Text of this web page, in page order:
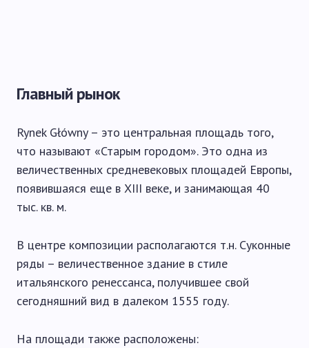
Главный рынок
Rynek Główny – это центральная площадь того,
что называют «Старым городом». Это одна из
величественных средневековых площадей Европы,
появившаяся еще в XIII веке, и занимающая 40
тыс. кв. м.
В центре композиции располагаются т.н. Суконные
ряды – величественное здание в стиле
итальянского ренессанса, получившее свой
сегодняшний вид в далеком 1555 году.
На площади также расположены: